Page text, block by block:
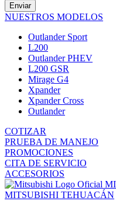
Enviar
NUESTROS MODELOS
Outlander Sport
L200
Outlander PHEV
L200 GSR
Mirage G4
Xpander
Xpander Cross
Outlander
COTIZAR
PRUEBA DE MANEJO
PROMOCIONES
CITA DE SERVICIO
ACCESORIOS
MITSUBISHI TEHUACÁN